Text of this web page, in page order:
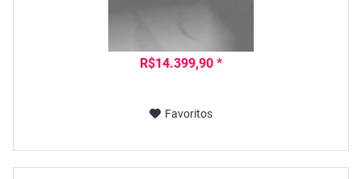
R$14.399,90 *
Favoritos